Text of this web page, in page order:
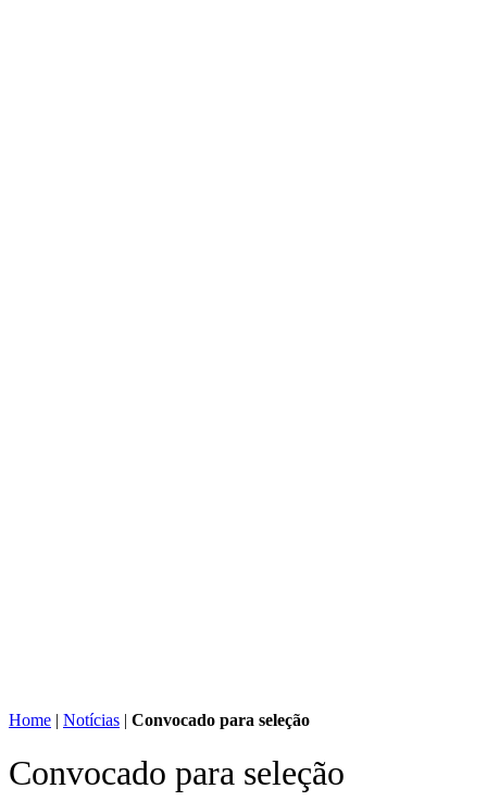
Home | Notícias | Convocado para seleção
Convocado para seleção